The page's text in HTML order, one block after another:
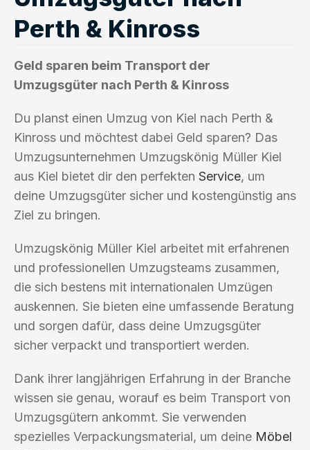
Perth & Kinross
Geld sparen beim Transport der
Umzugsgüter nach Perth & Kinross
Du planst einen Umzug von Kiel nach Perth &
Kinross und möchtest dabei Geld sparen? Das
Umzugsunternehmen Umzugskönig Müller Kiel
aus Kiel bietet dir den perfekten Service, um
deine Umzugsgüter sicher und kostengünstig ans
Ziel zu bringen.
Umzugskönig Müller Kiel arbeitet mit erfahrenen
und professionellen Umzugsteams zusammen,
die sich bestens mit internationalen Umzügen
auskennen. Sie bieten eine umfassende Beratung
und sorgen dafür, dass deine Umzugsgüter
sicher verpackt und transportiert werden.
Dank ihrer langjährigen Erfahrung in der Branche
wissen sie genau, worauf es beim Transport von
Umzugsgütern ankommt. Sie verwenden
spezielles Verpackungsmaterial, um deine Möbel